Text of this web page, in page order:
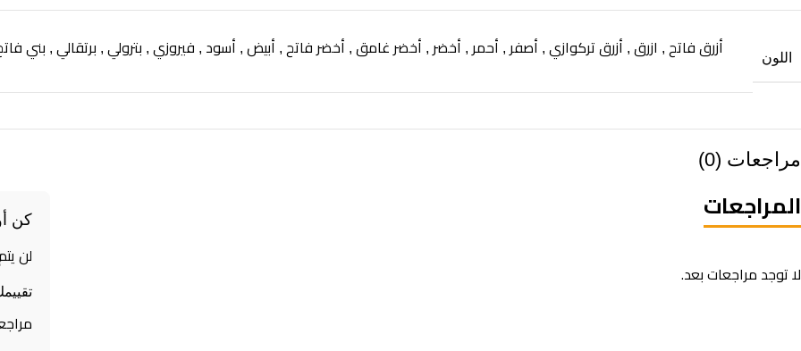
اللون أزرق فاتح , ازرق , أزرق تركوازي , أصفر , أحمر , أخضر , أخضر غامق , أخضر فاتح , أبيض , أسود , فيروزي , بترولي , برتقالي , بني
مراجعات (0)
المراجعات
لا توجد مراجعات بعد.
كن
لن